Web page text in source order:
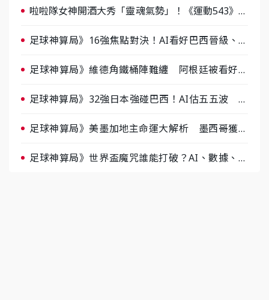
啦啦隊女神開酒大秀「靈魂氣勢」！《運動543》微
足球神算局》16強焦點對決！AI看好巴西晉級、數
足球神算局》維德角鐵桶陣難纏 阿根廷被看好下
足球神算局》32強日本強碰巴西！AI估五五波 牛
足球神算局》美墨加地主命運大解析 墨西哥獲數
足球神算局》世界盃魔咒誰能打破？AI、數據、塔